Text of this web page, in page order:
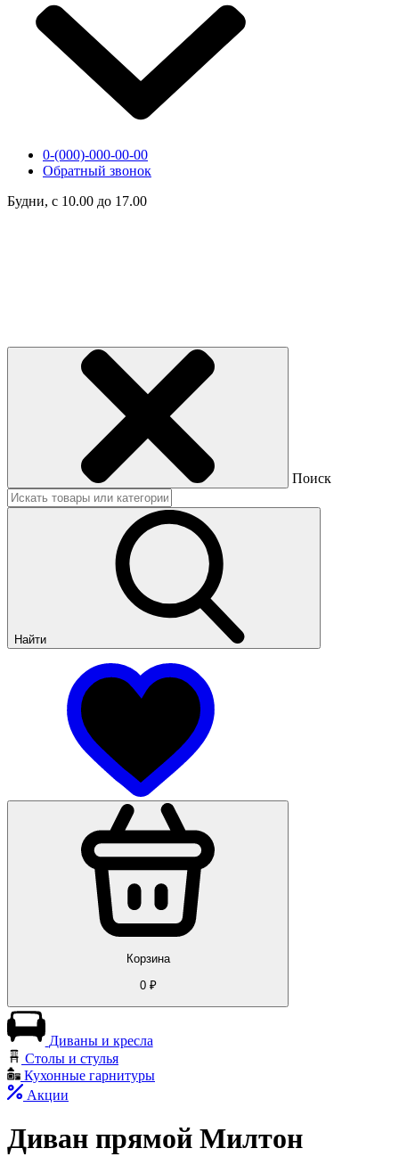
0-(000)-000-00-00
Обратный звонок
Будни, с 10.00 до 17.00
Поиск
Найти
Корзина
0₽
Диваны и кресла
Столы и стулья
Кухонные гарнитуры
Акции
Диван прямой Милтон